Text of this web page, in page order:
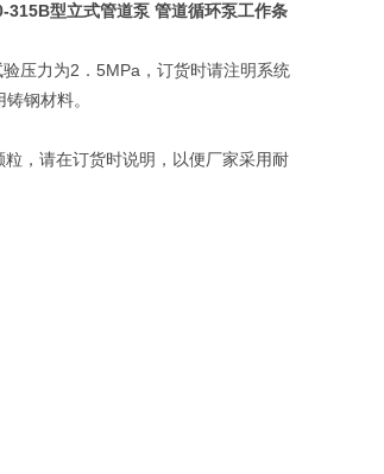
315B型立式管道泵 管道循环泵工作条
验压力为2 ． 5MPa ，订货时请注明系统
钢材料。
，请在订货时说明，以便厂家采用耐